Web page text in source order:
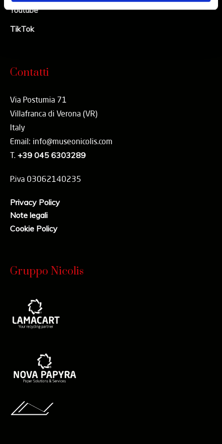
Youtube
TikTok
Contatti
Via Postumia 71
Villafranca di Verona (VR)
Italy
Email: info@museonicolis.com
T. +39 045 6303289
P.iva 03062140235
Privacy Policy
Note legali
Cookie Policy
Gruppo Nicolis